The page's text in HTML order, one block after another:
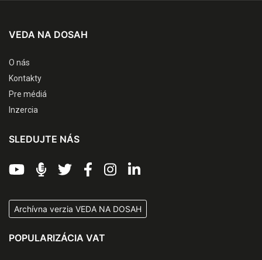
VEDA NA DOSAH
O nás
Kontakty
Pre médiá
Inzercia
SLEDUJTE NÁS
Archívna verzia VEDA NA DOSAH
POPULARIZÁCIA VAT